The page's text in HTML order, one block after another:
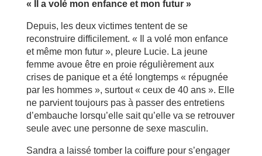
« Il a volé mon enfance et mon futur »
Depuis, les deux victimes tentent de se
reconstruire difficilement. « Il a volé mon enfance
et même mon futur », pleure Lucie. La jeune
femme avoue être en proie régulièrement aux
crises de panique et a été longtemps « répugnée
par les hommes », surtout « ceux de 40 ans ». Elle
ne parvient toujours pas à passer des entretiens
d’embauche lorsqu’elle sait qu’elle va se retrouver
seule avec une personne de sexe masculin.
Sandra a laissé tomber la coiffure pour s’engager